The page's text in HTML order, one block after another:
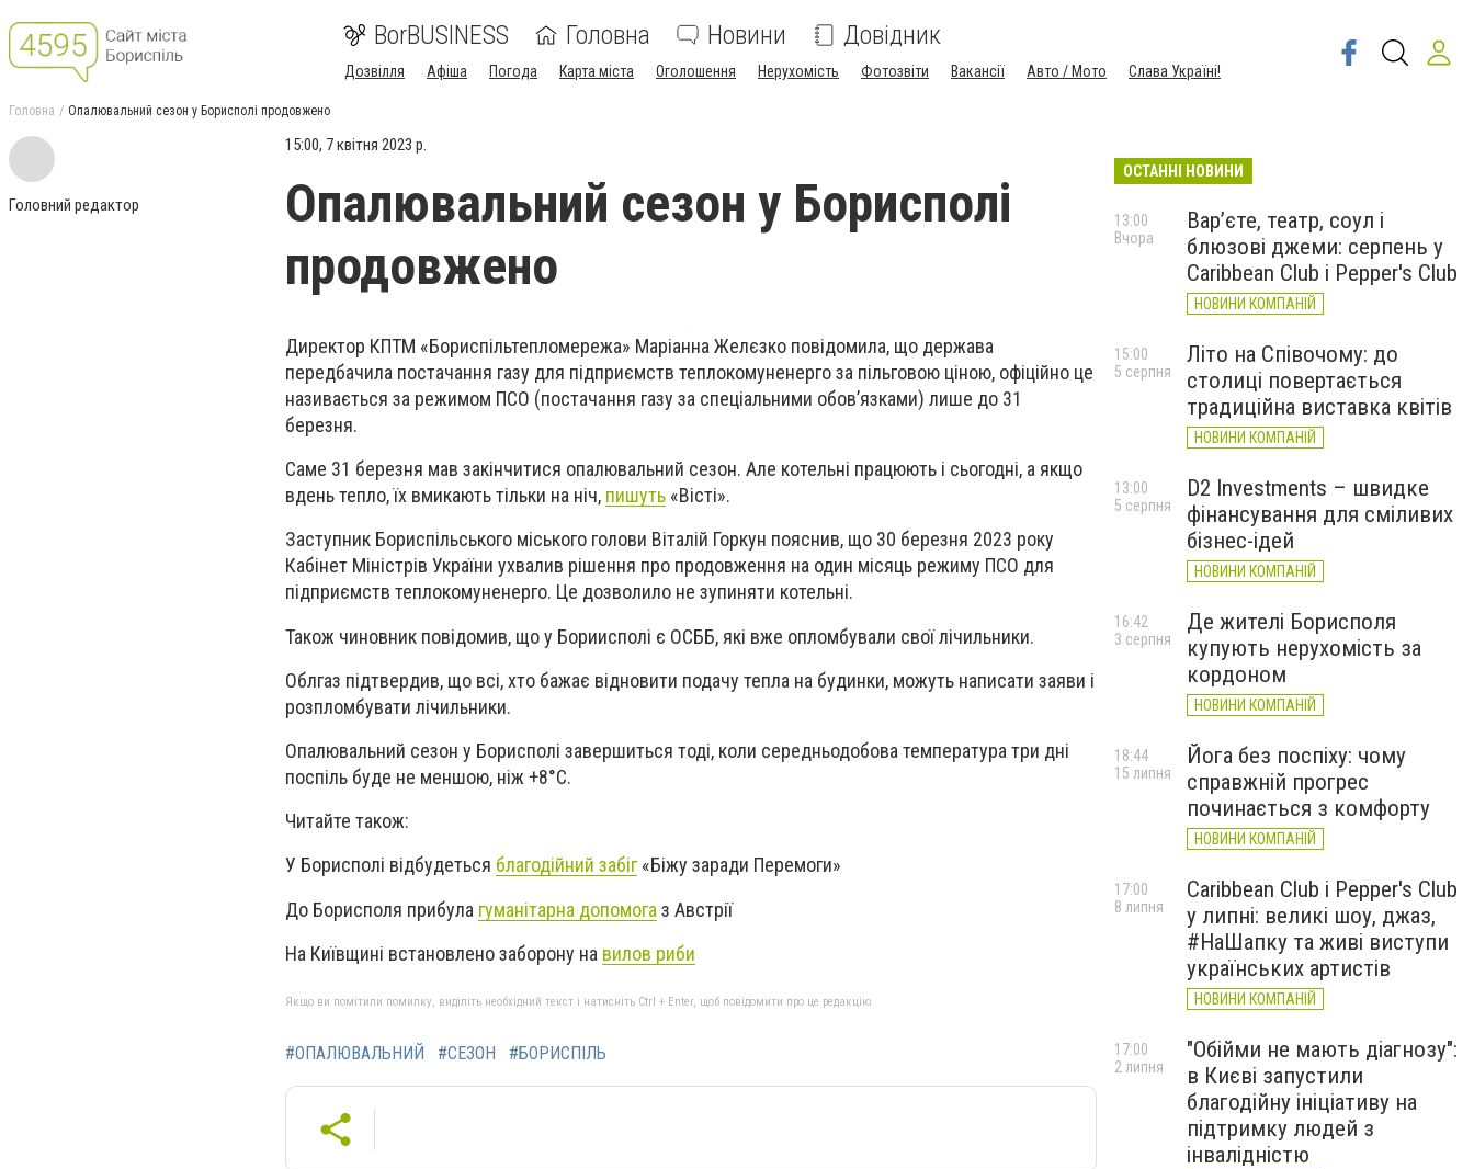
BorBUSINESS Головна Новини Довідник
Дозвілля Афіша Погода Карта міста Оголошення Нерухомість Фотозвіти Вакансії Авто / Мото Слава Україні!
Головна Опалювальний сезон у Борисполі продовжено
Головний редактор
15:00, 7 квітня 2023 р.
Опалювальний сезон у Борисполі
продовжено
Директор КПТМ «Бориспільтепломережа» Маріанна Желєзко повідомила, що держава
передбачила постачання газу для підприємств теплокомуненерго за пільговою ціною, офіційно це
називається за режимом ПСО (постачання газу за спеціальними обов’язками) лише до 31
березня.
Саме 31 березня мав закінчитися опалювальний сезон. Але котельні працюють і сьогодні, а якщо
вдень тепло, їх вмикають тільки на ніч, пишуть «Вісті».
Заступник Бориспільського міського голови Віталій Горкун пояснив, що 30 березня 2023 року
Кабінет Міністрів України ухвалив рішення про продовження на один місяць режиму ПСО для
підприємств теплокомуненерго. Це дозволило не зупиняти котельні.
Також чиновник повідомив, що у Бориисполі є ОСББ, які вже опломбували свої лічильники.
Облгаз підтвердив, що всі, хто бажає відновити подачу тепла на будинки, можуть написати заяви і
розпломбувати лічильники.
Опалювальний сезон у Борисполі завершиться тоді, коли середньодобова температура три дні
поспіль буде не меншою, ніж +8°C.
Читайте також:
У Борисполі відбудеться благодійний забіг«Біжу заради Перемоги»
До Борисполя прибула гуманітарна допомога з Австрії
На Київщині встановлено заборону на вилов риби
Якщо ви помітили помилку, виділіть необхідний текст і натисніть Ctrl + Enter, щоб повідомити про це редакцію
#ОПАЛЮВАЛЬНИЙ #СЕЗОН #БОРИСПІЛЬ
ОСТАННІ НОВИНИ
Вар’єте, театр, соул і
блюзові джеми: серпень у
Caribbean Club і Pepper's Club
НОВИНИ КОМПАНІЙ
13:00
Вчора
Літо на Співочому: до
столиці повертається
традиційна виставка квітів
НОВИНИ КОМПАНІЙ
15:00
5 серпня
D2 Investments – швидке
фінансування для сміливих
бізнес-ідей
НОВИНИ КОМПАНІЙ
13:00
5 серпня
Де жителі Борисполя
купують нерухомість за
кордоном
НОВИНИ КОМПАНІЙ
16:42
3 серпня
Йога без поспіху: чому
справжній прогрес
починається з комфорту
НОВИНИ КОМПАНІЙ
18:44
15 липня
Caribbean Club і Pepper's Club
у липні: великі шоу, джаз,
#НаШапку та живі виступи
українських артистів
НОВИНИ КОМПАНІЙ
17:00
8 липня
"Обійми не мають діагнозу":
в Києві запустили
благодійну ініціативу на
підтримку людей з
інвалідністю
17:00
2 липня